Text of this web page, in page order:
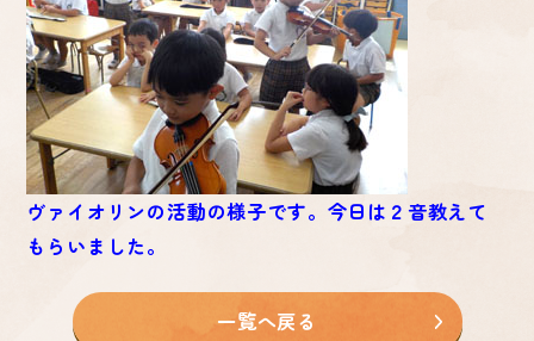
ヴァイオリンの活動の様子です。今日は２音教えて
もらいました。
一覧へ戻る